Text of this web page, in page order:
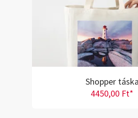
Shopper táska
4450,00 Ft*